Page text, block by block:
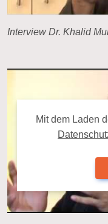
Interview Dr. Khalid
Mit dem La­den